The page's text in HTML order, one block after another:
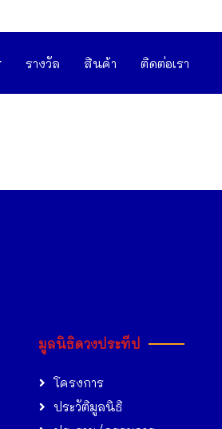
รางวัล สินค้า ติดต่อเรา
มูลนิธิดวงประทีป
โครงการ
ประวัติมูลนิธิ